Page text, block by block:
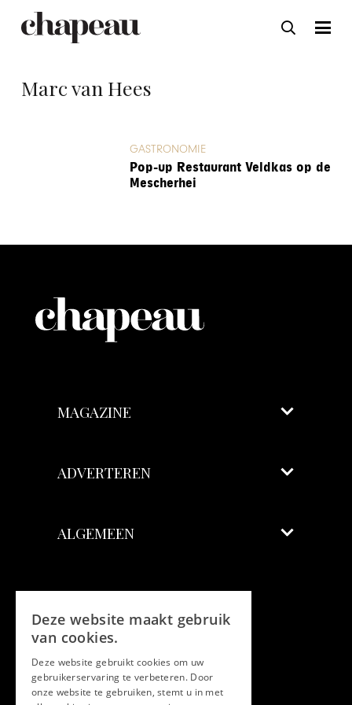
Marc van Hees
GASTRONOMIE
Pop-up Restaurant Veldkas op de
Mescherhei
MAGAZINE
ADVERTEREN
ALGEMEEN
Facebook
Twitter
Deze website maakt gebruik
van cookies.
Deze website gebruikt cookies om uw
gebruikerservaring te verbeteren. Door
onze website te gebruiken, stemt u in met